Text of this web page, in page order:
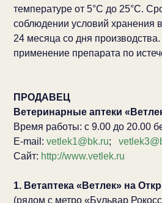
температуре от 5°С до 25°С.
соблюдении условий хранения
24 месяца со дня
применение препарата по
ПРОДАВЕЦ
Ветеринарные аптеки
Время работы: с 9.00 до 20.00
E-mail: vetlek1@bk.ru;
Сайт: http://www.vetlek.ru
1. Ветаптека «Ветлек» на
(рядом с метро «Бульвар